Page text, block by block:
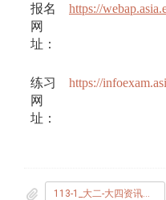
报名
网
址：
https://
练习
网
址：
https://
113-1_大二-大四资讯能力补考公告.jpg